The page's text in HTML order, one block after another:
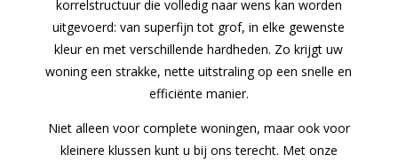
korrelstructuur die volledig naar wens kan worden
uitgevoerd: van superfijn tot grof, in elke gewenste
kleur en met verschillende hardheden. Zo krijgt uw
woning een strakke, nette uitstraling op een snelle en
efficiënte manier.
Niet alleen voor complete woningen, maar ook voor
kleinere klussen kunt u bij ons terecht. Met onze